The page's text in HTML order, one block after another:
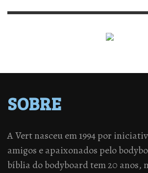
SOBRE
A Vert nasceu em 1994 por
amigos e apaixonados pelo
bíblia do bodyboard tem 20 anos,